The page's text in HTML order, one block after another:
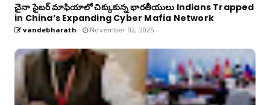
చైనా సైబర్ మాఫియాలో చిక్కుకున్న భారతీయులు Indians Trapped
in China’s Expanding Cyber Mafia Network
vandebharath November 02, 2025